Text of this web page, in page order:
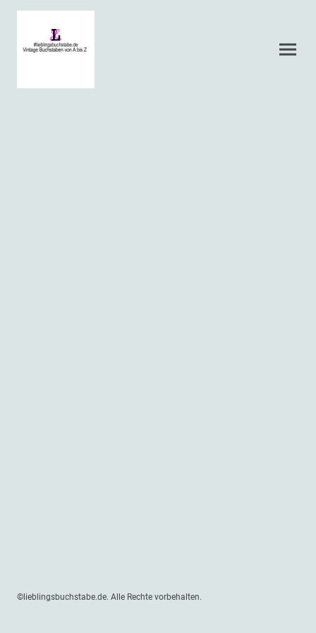
©lieblingsbuchstabe.de. Alle Rechte vorbehalten.